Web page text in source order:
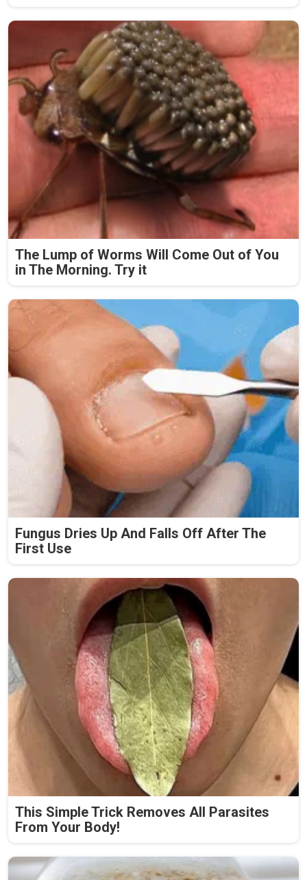
The Lump of Worms Will Come Out of You
in The Morning. Try it
Fungus Dries Up And Falls Off After The
First Use
This Simple Trick Removes All Parasites
From Your Body!